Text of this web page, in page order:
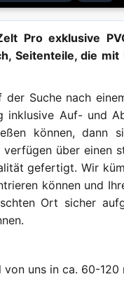
Pro exklusive
Seitenteile, die
der Suche nach
inklusive Auf- und
können, dann
über einen
gefertigt. Wir
können und
Ort sicher
von uns in ca. 60-120